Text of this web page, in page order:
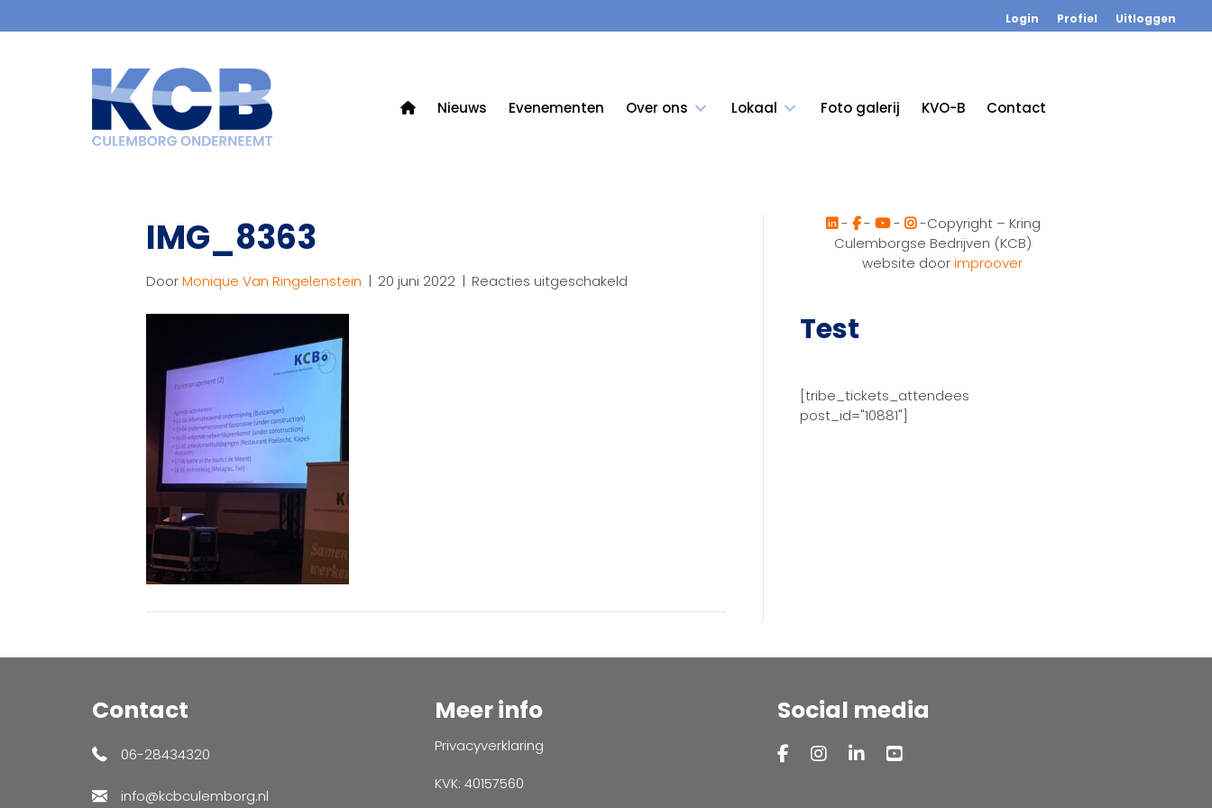
Login Profiel Uitloggen
Nieuws Evenementen Over ons Lokaal Foto galerij KVO-B Contact
IMG_8363
DoorMonique Van Ringelenstein | 20 juni 2022 | Reacties uitgeschakeld
- - -
-Copyright – Kring
Culemborgse Bedrijven (KCB)
website doorimproover
Test
[tribe_tickets_attendees
post_id="10881"]
Contact
06-28434320
info@kcbculemborg.nl
Meer info
Privacyverklaring
KVK: 40157560
Social media